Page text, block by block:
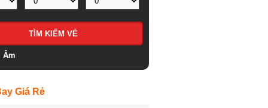
Âm
Giá Rẻ